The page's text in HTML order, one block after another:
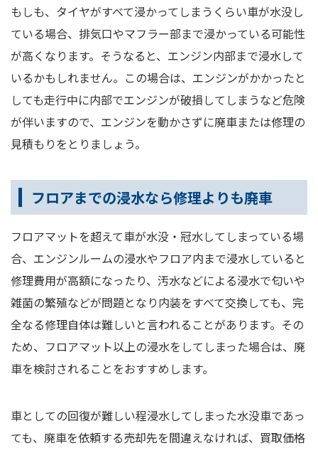
もしも、タイヤがすべて浸かってしまうくらい車が水没し
ている場合、排気口やマフラー部まで浸かっている可能性
が高くなります。そうなると、エンジン内部まで浸水して
いるかもしれません。この場合は、エンジンがかかったと
しても走行中に内部でエンジンが破損してしまうなど危険
が伴いますので、エンジンを動かさずに廃車または修理の
見積もりをとりましょう。
フロアまでの浸水なら修理よりも廃車
フロアマットを超えて車が水没・冠水してしまっている場
合、エンジンルームの浸水やフロア内まで浸水していると
修理費用が高額になったり、汚水などによる浸水で匂いや
雑菌の繁殖などが問題となり内装をすべて交換しても、完
全なる修理自体は難しいと言われることがあります。その
ため、フロアマット以上の浸水をしてしまった場合は、廃
車を検討されることをおすすめします。
車としての回復が難しい程浸水してしまった水没車であっ
ても、廃車を依頼する売却先を間違えなければ、買取価格